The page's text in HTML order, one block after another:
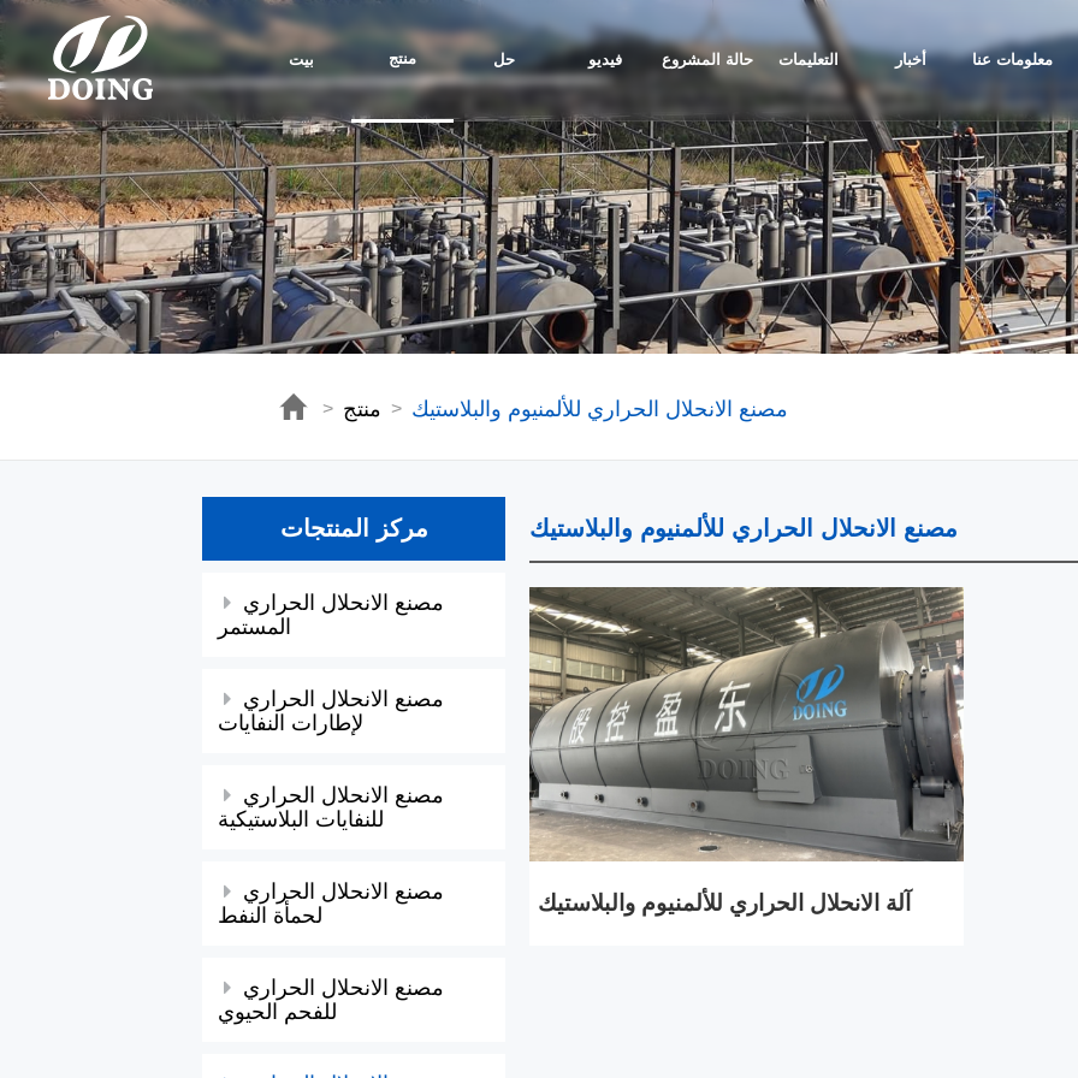
بيت منتج حل فيديو حالة المشروع التعليمات أخبار معلومات عنا
> منتج > مصنع الانحلال الحراري للألمنيوم والبلاستيك
مركز المنتجات
مصنع الانحلال الحراري
المستمر
مصنع الانحلال الحراري
لإطارات النفايات
مصنع الانحلال الحراري
للنفايات البلاستيكية
مصنع الانحلال الحراري
لحمأة النفط
مصنع الانحلال الحراري
للفحم الحيوي
مصنع الانحلال الحراري للألمنيوم والبلاستيك
آلة الانحلال الحراري للألمنيوم والبلاستيك